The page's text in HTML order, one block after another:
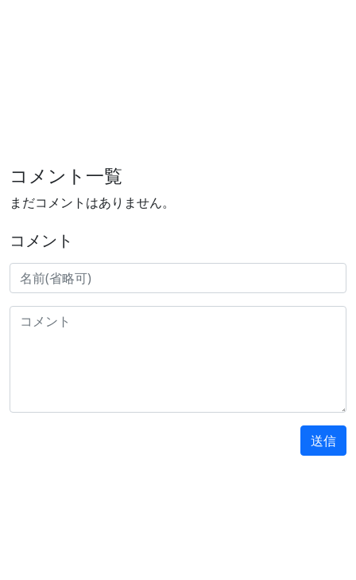
コメント一覧
まだコメントはありません。
コメント
送信